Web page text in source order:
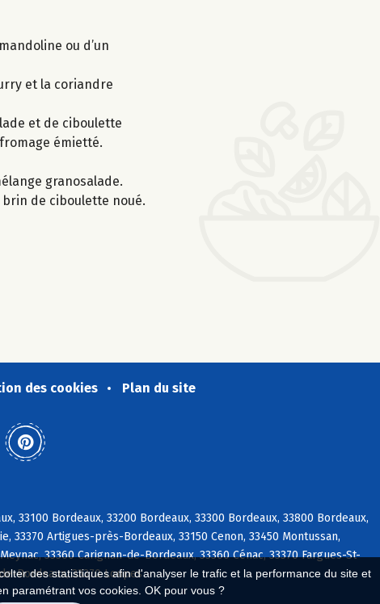
des statistiques afin d'analyser le trafic et la performance du site et
paramétrant vos cookies. OK pour vous ?
ou d’un
et la coriandre
et de ciboulette
émietté.
granosalade.
de ciboulette noué.
des cookies Plan du site
33100 Bordeaux, 33200 Bordeaux, 33300 Bordeaux, 33800 Bordeaux,
33370 Artigues-près-Bordeaux, 33150 Cenon, 33450 Montussan,
33360 Carignan-de-Bordeaux, 33360 Cénac, 33370 Fargues-St-
Bordeaux, 33370 Loupes